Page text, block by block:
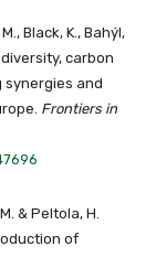
Black, K., Bahýl,
carbon
synergies and
Frontiers in
& Peltola, H.
of